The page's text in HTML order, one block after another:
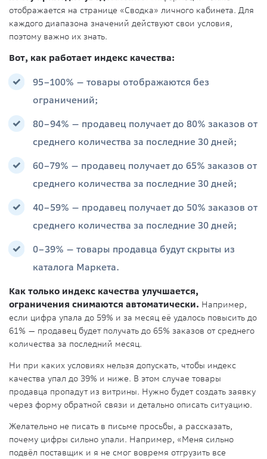
отображается на странице «Сводка» личного кабинета. Для
каждого диапазона значений действуют свои условия,
поэтому важно их знать.
Вот, как работает индекс качества:
95–100% — товары отображаются без
ограничений;
80–94% — продавец получает до 80% заказов от
среднего количества за последние 30 дней;
60–79% — продавец получает до 65% заказов от
среднего количества за последние 30 дней;
40–59% — продавец получает до 50% заказов от
среднего количества за последние 30 дней;
0–39% — товары продавца будут скрыты из
каталога Маркета.
Как только индекс качества улучшается,
ограничения снимаются автоматически. Например,
если цифра упала до 59% и за месяц её удалось повысить до
61% — продавец будет получать до 65% заказов от среднего
количества за последний месяц.
Ни при каких условиях нельзя допускать, чтобы индекс
качества упал до 39% и ниже. В этом случае товары
продавца пропадут из витрины. Нужно будет создать заявку
через форму обратной связи и детально описать ситуацию.
Желательно не писать в письме просьбы, а рассказать,
почему цифры сильно упали. Например, «Меня сильно
подвёл поставщик и я не смог вовремя отгрузить все